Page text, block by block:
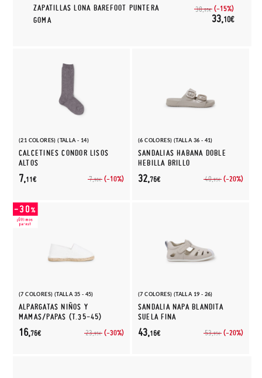
ZAPATILLAS LONA BAREFOOT PUNTERA
GOMA
38,95€ (-15%)
33,10€
(21 COLORES) (TALLA - 14)
CALCETINES CONDOR LISOS
ALTOS
7,90€ (-10%)
7,11€
(6 COLORES) (TALLA 36 - 41)
SANDALIAS HABANA DOBLE
HEBILLA BRILLO
40,95€ (-20%)
32,76€
(7 COLORES) (TALLA 35 - 45)
ALPARGATAS NIÑOS Y
MAMAS/PAPAS (T.35-45)
23,95€ (-30%)
16,76€
(7 COLORES) (TALLA 19 - 26)
SANDALIA NAPA BLANDITA
SUELA FINA
53,95€ (-20%)
43,16€